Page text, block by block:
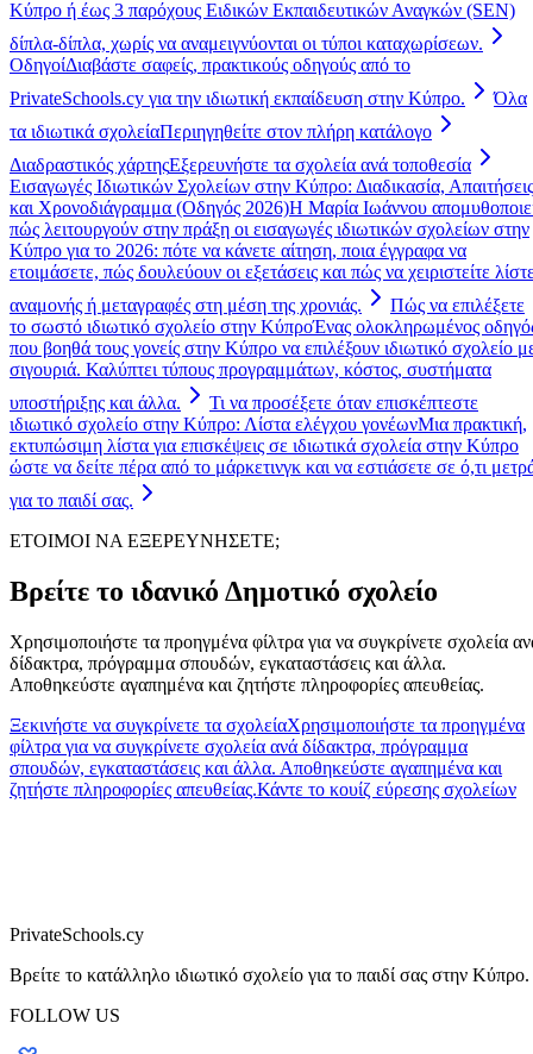
Κύπρο ή έως 3 παρόχους Ειδικών Εκπαιδευτικών Αναγκών (SEN)
δίπλα-δίπλα, χωρίς να αναμειγνύονται οι τύποι καταχωρίσεων.
ΟδηγοίΔιαβάστε σαφείς, πρακτικούς οδηγούς από το
PrivateSchools.cy για την ιδιωτική εκπαίδευση στην Κύπρο.
Όλα
τα ιδιωτικά σχολείαΠεριηγηθείτε στον πλήρη κατάλογο
Διαδραστικός χάρτηςΕξερευνήστε τα σχολεία ανά τοποθεσία
Εισαγωγές Ιδιωτικών Σχολείων στην Κύπρο: Διαδικασία, Απαιτήσεις
και Χρονοδιάγραμμα (Οδηγός 2026)Η Μαρία Ιωάννου
πώς λειτουργούν στην πράξη οι εισαγωγές ιδιωτικών σχολείων στην
Κύπρο για το 2026: πότε να κάνετε αίτηση, ποια έγγραφα να
ετοιμάσετε, πώς δουλεύουν οι εξετάσεις και πώς να χειριστείτε
αναμονής ή μεταγραφές στη μέση της χρονιάς.
Πώς να επιλέξετε
το σωστό ιδιωτικό σχολείο στην ΚύπροΈνας ολοκληρωμένος
που βοηθά τους γονείς στην Κύπρο να επιλέξουν ιδιωτικό σχολείο
σιγουριά. Καλύπτει τύπους προγραμμάτων, κόστος, συστήματα
υποστήριξης και άλλα.
Τι να προσέξετε όταν επισκέπτεστε
ιδιωτικό σχολείο στην Κύπρο: Λίστα ελέγχου γονέωνΜια πρακτική,
εκτυπώσιμη λίστα για επισκέψεις σε ιδιωτικά σχολεία στην Κύπρο
ώστε να δείτε πέρα από το μάρκετινγκ και να εστιάσετε σε ό,τι
για το παιδί σας.
ΕΤΟΙΜΟΙ ΝΑ ΕΞΕΡΕΥΝΗΣΕΤΕ;
Βρείτε το ιδανικό Δημοτικό σχολείο
Χρησιμοποιήστε τα προηγμένα φίλτρα για να συγκρίνετε σχολεία
δίδακτρα, πρόγραμμα σπουδών, εγκαταστάσεις και άλλα.
Αποθηκεύστε αγαπημένα και ζητήστε πληροφορίες απευθείας.
Ξεκινήστε να συγκρίνετε τα σχολείαΧρησιμοποιήστε τα προηγμένα
φίλτρα για να συγκρίνετε σχολεία ανά δίδακτρα, πρόγραμμα
σπουδών, εγκαταστάσεις και άλλα. Αποθηκεύστε αγαπημένα και
ζητήστε πληροφορίες απευθείας.Κάντε το κουίζ εύρεσης σχολείων
PrivateSchools.cy
Βρείτε το κατάλληλο ιδιωτικό σχολείο για το παιδί σας στην Κύπρο.
FOLLOW US